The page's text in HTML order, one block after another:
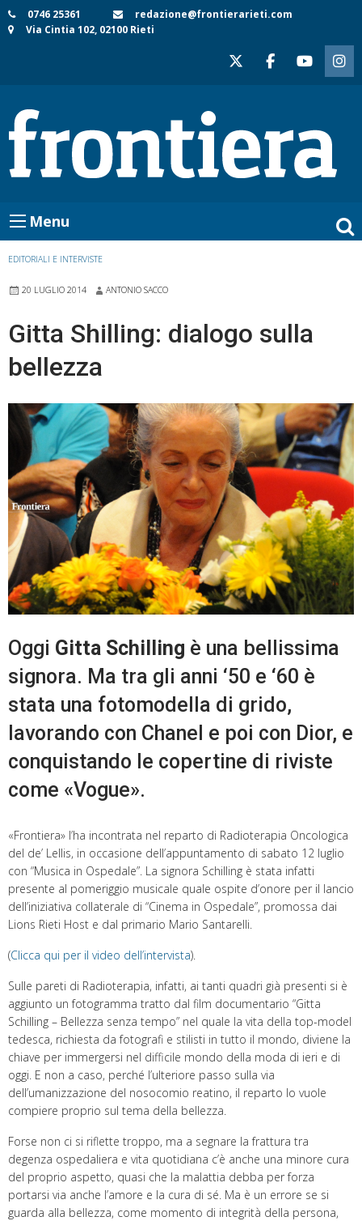
Skip
to
0746 25361
redazione@frontierarieti.com
Via Cintia 102, 02100 Rieti
Menu
EDITORIALI E INTERVISTE
20 LUGLIO 2014 ANTONIO SACCO
Gitta Shilling: dialogo sulla
bellezza
Oggi Gitta Schilling è una bellissima
signora. Ma tra gli anni ‘50 e ‘60 è
stata una fotomodella di grido,
lavorando con Chanel e poi con Dior, e
conquistando le copertine di riviste
come «Vogue».
«Frontiera» l’ha incontrata nel reparto di Radioterapia Oncologica
del de’ Lellis, in occasione dell’appuntamento di sabato 12 luglio
con “Musica in Ospedale”. La signora Schilling è stata infatti
presente al pomeriggio musicale quale ospite d’onore per il lancio
dell’iniziativa collaterale di “Cinema in Ospedale”, promossa dai
Lions Rieti Host e dal primario Mario Santarelli.
(Clicca qui per il video dell’intervista).
Sulle pareti di Radioterapia, infatti, ai tanti quadri già presenti si è
aggiunto un fotogramma tratto dal film documentario “Gitta
Schilling – Bellezza senza tempo” nel quale la vita della top-model
tedesca, richiesta da fotografi e stilisti in tutto il mondo, diviene la
chiave per immergersi nel difficile mondo della moda di ieri e di
oggi. E non a caso, perché l’ulteriore passo sulla via
dell’umanizzazione del nosocomio reatino, il reparto lo vuole
compiere proprio sul tema della bellezza.
Forse non ci si riflette troppo, ma a segnare la frattura tra
degenza ospedaliera e vita quotidiana c’è anche una minore cura
del proprio aspetto, quasi che la malattia debba per forza
portarsi via anche l’amore e la cura di sé. Ma è un errore se si
guarda alla bellezza, come momento di integrità della persona,